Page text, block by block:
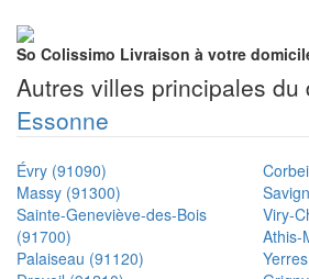
So Colissimo Livraison à votre
Autres villes principales du
Essonne
Évry (91090)
Massy (91300)
Sainte-Geneviève-des-Bois
(91700)
Viry-
Athis-
Palaiseau (91120)